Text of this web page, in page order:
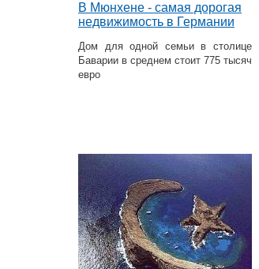
В Мюнхене - самая дорогая
недвижимость в Германии
Дом для одной семьи в столице
Баварии в среднем стоит 775 тысяч
евро